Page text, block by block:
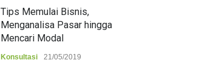
Tips Memulai Bisnis,
Menganalisa Pasar hingga
Mencari Modal
Konsultasi 21/05/2019